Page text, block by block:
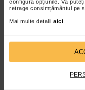
configura opțiunile. Vă
retrage consimțământul pe
Mai multe detalii aici.
Este un produs de ingrijire a
ultra-reparator care